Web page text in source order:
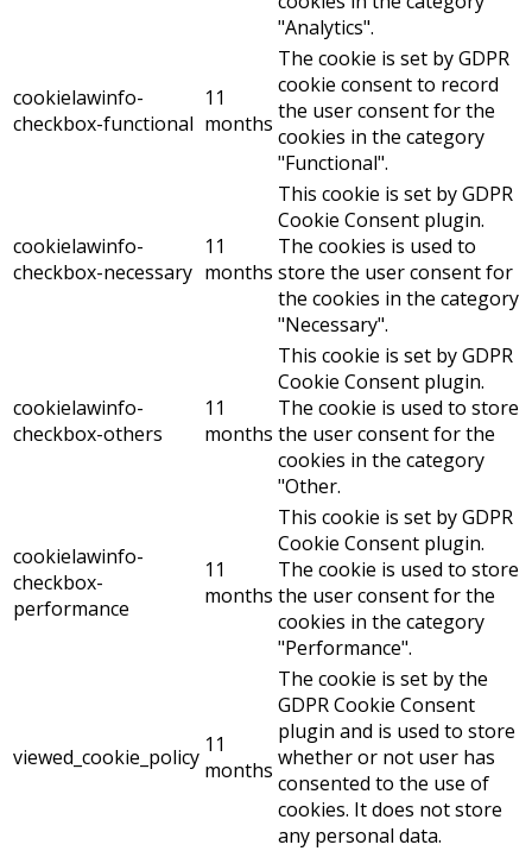
"Analytics".
cookielawinfo-
checkbox-functional
11
months
The cookie is set by GDPR
cookie consent to record
the user consent for the
cookies in the category
"Functional".
cookielawinfo-
checkbox-necessary
11
months
This cookie is set by GDPR
Cookie Consent plugin.
The cookies is used to
store the user consent for
the cookies in the category
"Necessary".
cookielawinfo-
checkbox-others
11
months
This cookie is set by GDPR
Cookie Consent plugin.
The cookie is used to store
the user consent for the
cookies in the category
"Other.
cookielawinfo-
checkbox-
performance
11
months
This cookie is set by GDPR
Cookie Consent plugin.
The cookie is used to store
the user consent for the
cookies in the category
"Performance".
viewed_cookie_policy 11
months
The cookie is set by the
GDPR Cookie Consent
plugin and is used to store
whether or not user has
consented to the use of
cookies. It does not store
any personal data.